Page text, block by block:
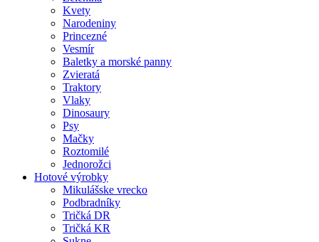
Kvety
Narodeniny
Princezné
Vesmír
Baletky a morské panny
Zvieratá
Traktory
Vlaky
Dinosaury
Psy
Mačky
Roztomilé
Jednorožci
Hotové výrobky
Mikulášske vrecko
Podbradníky
Tričká DR
Tričká KR